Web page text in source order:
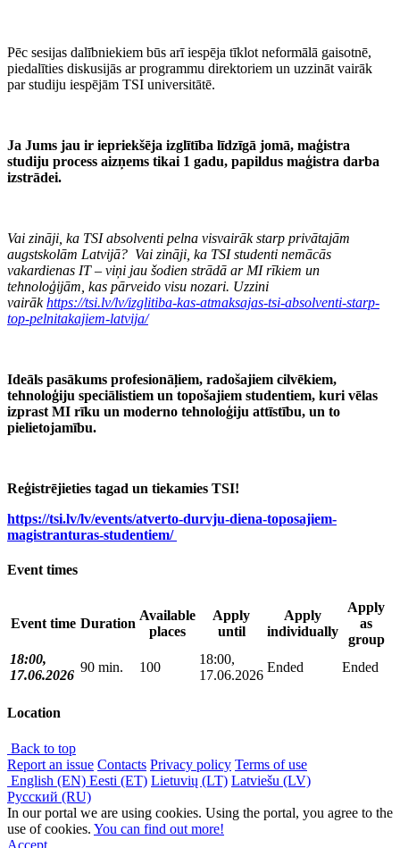
Pēc sesijas dalībniekiem būs arī iespēja tīklot neformālā gaisotnē,
piedalīties diskusijās ar programmu direktoriem un uzzināt vairāk
par studiju iespējām TSI universitātē.
Ja Jums jau ir iepriekšēja izglītība līdzīgā jomā, maģistra
studiju process aizņems tikai 1 gadu, papildus maģistra darba
izstrādei.
Vai zināji, ka TSI absolventi pelna visvairāk starp privātajām
augstskolām Latvijā? Vai zināji, ka TSI studenti nemācās
vakardienas IT – viņi jau šodien strādā ar MI rīkiem un
tehnoloģijām, kas pārveido visu nozari. Uzzini
vairākhttps://tsi.lv/lv/izglitiba-kas-atmaksajas-tsi-absolventi-starp-
top-pelnitakajiem-latvija/
Ideāls pasākums profesionāļiem, radošajiem cilvēkiem,
tehnoloģiju speciālistiem un topošajiem studentiem, kuri vēlas
izprast MI rīku un moderno tehnoloģiju attīstību, un to
pielietojamību.
Reģistrējieties tagad un tiekamies TSI!
https://tsi.lv/lv/events/atverto-durvju-diena-toposajiem-
magistranturas-studentiem/
Event times
Event time Duration
Available
places
Apply
until
Apply
individually
Apply
as
group
18:00,
17.06.2026
90 min. 100
18:00,
17.06.2026
Ended Ended
Location
Back to top
Report an issue Contacts Privacy policy Terms of use
English (EN) Eesti (ET) Lietuvių (LT) Latviešu (LV)
Русский (RU)
In our portal we are using cookies. Using the portal, you agree to the
use of cookies. You can find out more!
Accept